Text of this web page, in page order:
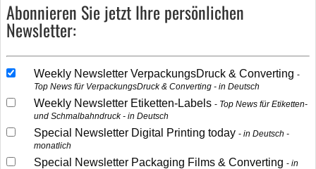
Abonnieren Sie jetzt Ihre persönlichen
Newsletter:
Weekly Newsletter VerpackungsDruck & Converting
Top News für VerpackungsDruck & Converting - in Deutsch
Weekly Newsletter Etiketten-Labels
Top News für Etiketten-
und Schmalbahndruck - in Deutsch
Special Newsletter Digital Printing today
in Deutsch -
monatlich
Special Newsletter Packaging Films & Converting
in